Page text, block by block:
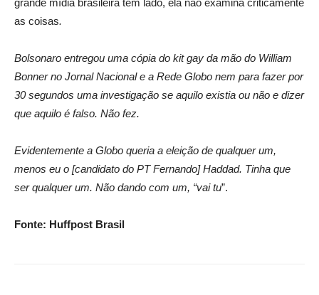
as coisas.
Bolsonaro entregou uma cópia do kit gay da mão do William
Bonner no Jornal Nacional e a Rede Globo nem para fazer por
30 segundos uma investigação se aquilo existia ou não e dizer
que aquilo é falso. Não fez.
Evidentemente a Globo queria a eleição de qualquer um,
menos eu o [candidato do PT Fernando] Haddad. Tinha que
ser qualquer um. Não dando com um, “vai tu”.
Fonte: Huffpost Brasil